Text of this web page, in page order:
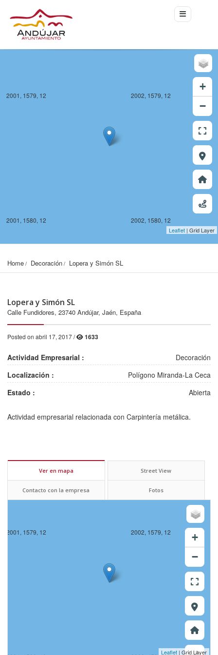
2001, 1579, 12 2002, 1579, 12
2001, 1580, 12 2002, 1580, 12
+
−
Leaflet | Grid Layer
Home Decoración Lopera y Simón SL
Lopera y Simón SL
Calle Fundidores, 23740 Andújar, Jaén, España
Posted on abril 17, 2017 / 1633
Actividad Empresarial :
Decoración
Localización :
Polígono Miranda-La Ceca
Estado :
Abierta
Actividad empresarial relacionada con Carpintería metálica.
Ver en mapa Street View
Contacto con la empresa Fotos
2001, 1579, 12 2002, 1579, 12
+
−
Leaflet | Grid Layer